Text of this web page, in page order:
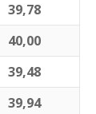
39,78
40,00
39,48
39,94